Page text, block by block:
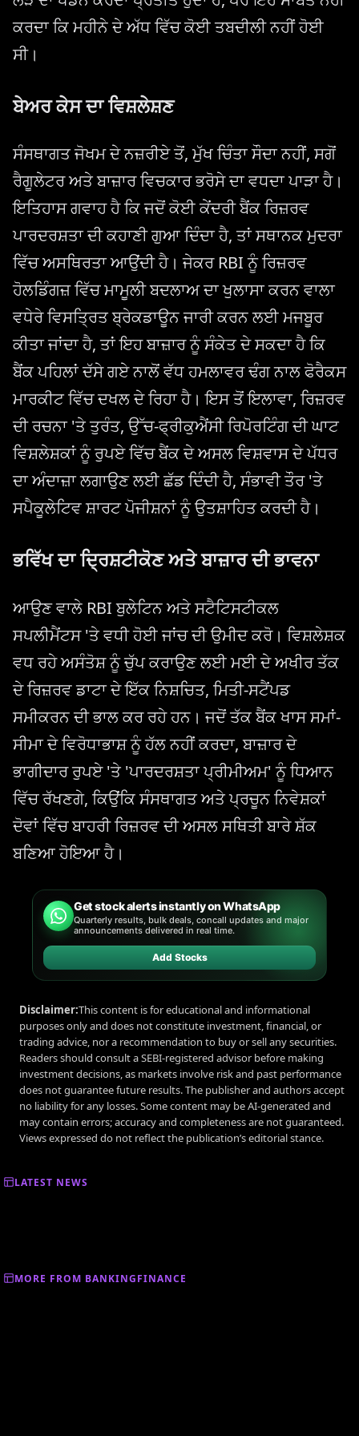
ਕਰਦਾ ਕਿ ਮਹੀਨੇ ਦੇ ਅੱਧ ਵਿੱਚ ਕੋਈ ਤਬਦੀਲੀ ਨਹੀਂ ਹੋਈ
ਸੀ।
ਬੇਅਰ ਕੇਸ ਦਾ ਵਿਸ਼ਲੇਸ਼ਣ
ਸੰਸਥਾਗਤ ਜੋਖਮ ਦੇ ਨਜ਼ਰੀਏ ਤੋਂ, ਮੁੱਖ ਚਿੰਤਾ ਸੌਦਾ ਨਹੀਂ, ਸਗੋਂ
ਰੈਗੂਲੇਟਰ ਅਤੇ ਬਾਜ਼ਾਰ ਵਿਚਕਾਰ ਭਰੋਸੇ ਦਾ ਵਧਦਾ ਪਾੜਾ ਹੈ।
ਇਤਿਹਾਸ ਗਵਾਹ ਹੈ ਕਿ ਜਦੋਂ ਕੋਈ ਕੇਂਦਰੀ ਬੈਂਕ ਰਿਜ਼ਰਵ
ਪਾਰਦਰਸ਼ਤਾ ਦੀ ਕਹਾਣੀ ਗੁਆ ਦਿੰਦਾ ਹੈ, ਤਾਂ ਸਥਾਨਕ ਮੁਦਰਾ
ਵਿੱਚ ਅਸਥਿਰਤਾ ਆਉਂਦੀ ਹੈ। ਜੇਕਰ RBI ਨੂੰ ਰਿਜ਼ਰਵ
ਹੋਲਡਿੰਗਜ਼ ਵਿੱਚ ਮਾਮੂਲੀ ਬਦਲਾਅ ਦਾ ਖੁਲਾਸਾ ਕਰਨ ਵਾਲਾ
ਵਧੇਰੇ ਵਿਸਤ੍ਰਿਤ ਬ੍ਰੇਕਡਾਊਨ ਜਾਰੀ ਕਰਨ ਲਈ ਮਜਬੂਰ
ਕੀਤਾ ਜਾਂਦਾ ਹੈ, ਤਾਂ ਇਹ ਬਾਜ਼ਾਰ ਨੂੰ ਸੰਕੇਤ ਦੇ ਸਕਦਾ ਹੈ ਕਿ
ਬੈਂਕ ਪਹਿਲਾਂ ਦੱਸੇ ਗਏ ਨਾਲੋਂ ਵੱਧ ਹਮਲਾਵਰ ਢੰਗ ਨਾਲ ਫੋਰੈਕਸ
ਮਾਰਕੀਟ ਵਿੱਚ ਦਖਲ ਦੇ ਰਿਹਾ ਹੈ। ਇਸ ਤੋਂ ਇਲਾਵਾ, ਰਿਜ਼ਰਵ
ਦੀ ਰਚਨਾ 'ਤੇ ਤੁਰੰਤ, ਉੱਚ-ਫ੍ਰੀਕੁਐਂਸੀ ਰਿਪੋਰਟਿੰਗ ਦੀ ਘਾਟ
ਵਿਸ਼ਲੇਸ਼ਕਾਂ ਨੂੰ ਰੁਪਏ ਵਿੱਚ ਬੈਂਕ ਦੇ ਅਸਲ ਵਿਸ਼ਵਾਸ ਦੇ ਪੱਧਰ
ਦਾ ਅੰਦਾਜ਼ਾ ਲਗਾਉਣ ਲਈ ਛੱਡ ਦਿੰਦੀ ਹੈ, ਸੰਭਾਵੀ ਤੌਰ 'ਤੇ
ਸਪੈਕੂਲੇਟਿਵ ਸ਼ਾਰਟ ਪੋਜੀਸ਼ਨਾਂ ਨੂੰ ਉਤਸ਼ਾਹਿਤ ਕਰਦੀ ਹੈ।
ਭਵਿੱਖ ਦਾ ਦ੍ਰਿਸ਼ਟੀਕੋਣ ਅਤੇ ਬਾਜ਼ਾਰ ਦੀ ਭਾਵਨਾ
ਆਉਣ ਵਾਲੇ RBI ਬੁਲੇਟਿਨ ਅਤੇ ਸਟੈਟਿਸਟੀਕਲ
ਸਪਲੀਮੈਂਟਸ 'ਤੇ ਵਧੀ ਹੋਈ ਜਾਂਚ ਦੀ ਉਮੀਦ ਕਰੋ। ਵਿਸ਼ਲੇਸ਼ਕ
ਵਧ ਰਹੇ ਅਸੰਤੋਸ਼ ਨੂੰ ਚੁੱਪ ਕਰਾਉਣ ਲਈ ਮਈ ਦੇ ਅਖੀਰ ਤੱਕ
ਦੇ ਰਿਜ਼ਰਵ ਡਾਟਾ ਦੇ ਇੱਕ ਨਿਸ਼ਚਿਤ, ਮਿਤੀ-ਸਟੈਂਪਡ
ਸਮੀਕਰਨ ਦੀ ਭਾਲ ਕਰ ਰਹੇ ਹਨ। ਜਦੋਂ ਤੱਕ ਬੈਂਕ ਖਾਸ ਸਮਾਂ-
ਸੀਮਾ ਦੇ ਵਿਰੋਧਾਭਾਸ਼ ਨੂੰ ਹੱਲ ਨਹੀਂ ਕਰਦਾ, ਬਾਜ਼ਾਰ ਦੇ
ਭਾਗੀਦਾਰ ਰੁਪਏ 'ਤੇ 'ਪਾਰਦਰਸ਼ਤਾ ਪ੍ਰੀਮੀਅਮ' ਨੂੰ ਧਿਆਨ
ਵਿੱਚ ਰੱਖਣਗੇ, ਕਿਉਂਕਿ ਸੰਸਥਾਗਤ ਅਤੇ ਪ੍ਰਚੂਨ ਨਿਵੇਸ਼ਕਾਂ
ਦੋਵਾਂ ਵਿੱਚ ਬਾਹਰੀ ਰਿਜ਼ਰਵ ਦੀ ਅਸਲ ਸਥਿਤੀ ਬਾਰੇ ਸ਼ੱਕ
ਬਣਿਆ ਹੋਇਆ ਹੈ।
Get stock alerts instantly on WhatsApp
Quarterly results, bulk deals, concall updates and major
announcements delivered in real time.
Add Stocks
Disclaimer:This content is for educational and informational
purposes only and does not constitute investment, financial, or
trading advice, nor a recommendation to buy or sell any securities.
Readers should consult a SEBI-registered advisor before making
investment decisions, as markets involve risk and past performance
does not guarantee future results. The publisher and authors accept
no liability for any losses. Some content may be AI-generated and
may contain errors; accuracy and completeness are not guaranteed.
Views expressed do not reflect the publication’s editorial stance.
LATEST NEWS
MORE FROM BANKINGFINANCE